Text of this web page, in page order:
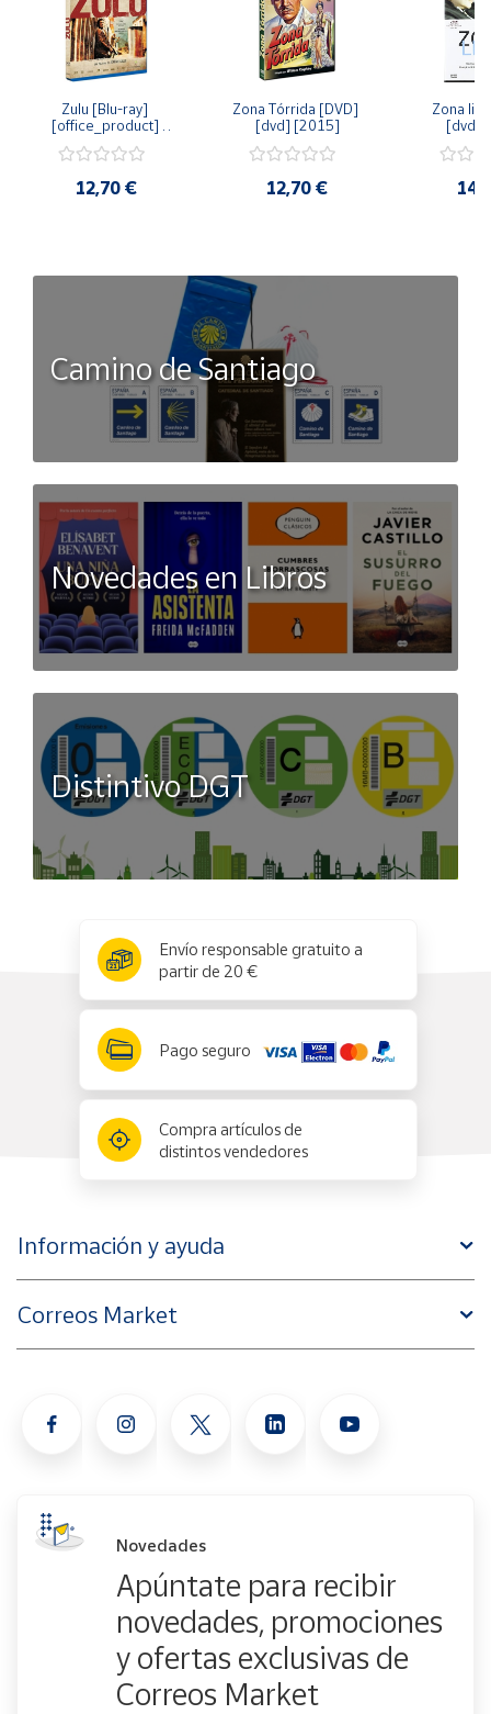
Zulu [Blu-ray]
[office_product]
12,70 €
Zona Tórrida [DVD]
[dvd] [2015]
12,70 €
Zona
[dvd]
Camino de Santiago
Novedades en Libros
Distintivo DGT
Envío responsable gratuito a
partir de 20 €
Pago seguro
Compra artículos de
distintos vendedores
Información y ayuda
Correos Market
Novedades
Apúntate para recibir
novedades, promociones
y ofertas exclusivas de
Correos Market